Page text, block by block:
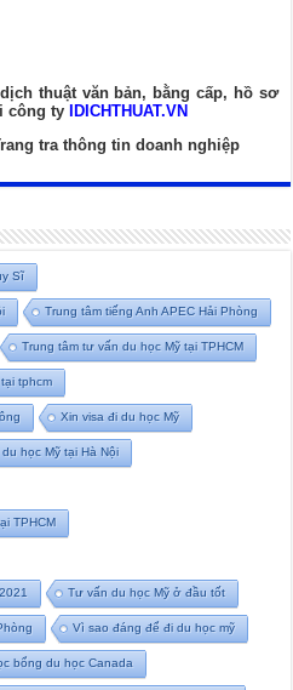
thuật văn bản, bằng cấp, hồ sơ
công ty
IDICHTHUAT.VN
tra thông tin doanh nghiệp
Sĩ
Trung tâm tiếng Anh APEC Hải Phòng
Trung tâm tư vấn du học Mỹ tại TPHCM
tphcm
Xin visa đi du học Mỹ
học Mỹ tại Hà Nội
TPHCM
Tư vấn du học Mỹ ở đầu tốt
Vì sao đáng để đi du học mỹ
bổng du học Canada